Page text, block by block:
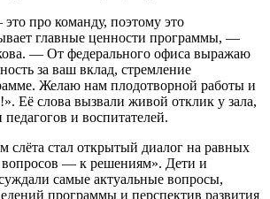
про команду, поэтому это
главные ценности программы, —
— От федерального офиса выражаю
за ваш вклад, стремление
Желаю нам плодотворной работы и
Её слова вызвали живой отклик у зала,
педагогов и воспитателей.
стал открытый диалог на равных
вопросов — к решениям». Дети и
самые актуальные вопросы,
программы и перспектив развития